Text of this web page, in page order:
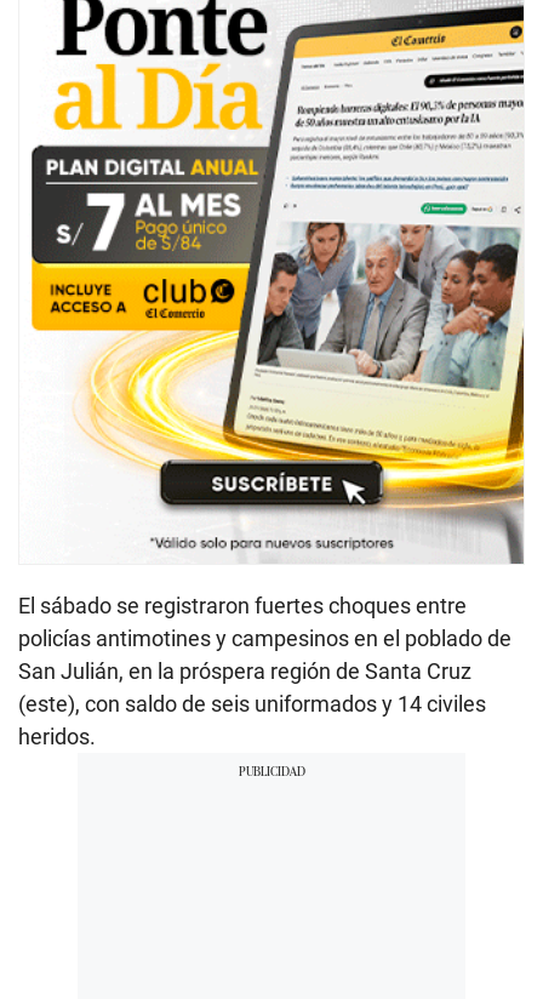
El sábado se registraron fuertes choques entre
policías antimotines y campesinos en el poblado de
San Julián, en la próspera región de Santa Cruz
(este), con saldo de seis uniformados y 14 civiles
heridos.